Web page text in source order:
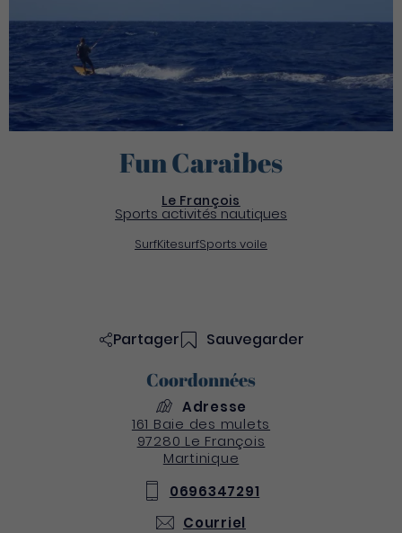
Fun Caraibes
Le François
Sports activités nautiques
SurfKitesurfSports voile
Partager Sauvegarder
Coordonnées
Adresse
161 Baie des mulets
97280 Le François
Martinique
0696347291
Courriel